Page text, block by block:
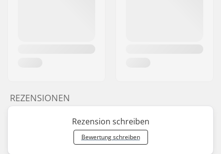
REZENSIONEN
Rezension schreiben
Bewertung schreiben